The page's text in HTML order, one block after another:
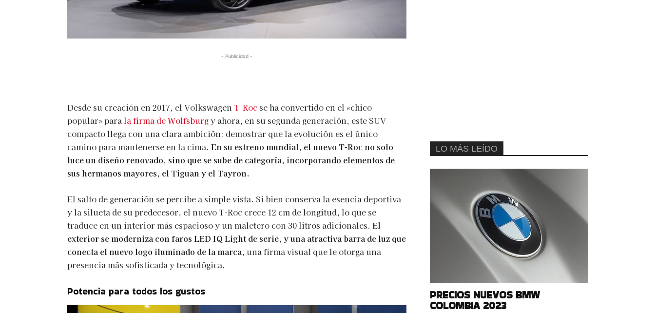
- Publicidad -
Desde su creación en 2017, el Volkswagen T-Rocse ha convertido en el «chico
popular» parala firma de Wolfsburgy ahora, en su segunda generación, este SUV
compacto llega con una clara ambición: demostrar que la evolución es el único
camino para mantenerse en la cima. En su estreno mundial, el nuevo T-Roc no solo
luce un diseño renovado, sino que se sube de categoría, incorporando elementos de
sus hermanos mayores, el Tiguan y el Tayron.
El salto de generación se percibe a simple vista. Si bien conserva la esencia deportiva
y la silueta de su predecesor, el nuevo T-Roc crece 12 cm de longitud, lo que se
traduce en un interior más espacioso y un maletero con 30 litros adicionales. El
exterior se moderniza con faros LED IQ Light de serie, y una atractiva barra de luz que
conecta el nuevo logo iluminado de la marca, una firma visual que le otorga una
presencia más sofisticada y tecnológica.
Potencia para todos los gustos
LO MÁS LEÍDO
PRECIOS NUEVOS BMW
COLOMBIA 2023